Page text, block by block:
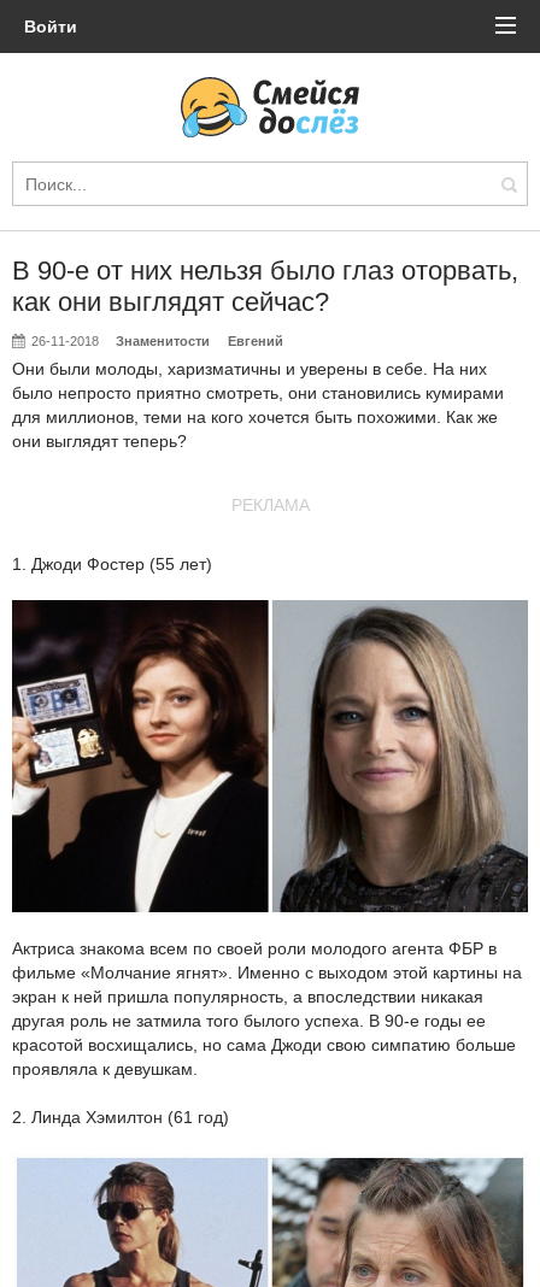
Войти
В 90-е от них нельзя было глаз оторвать,
как они выглядят сейчас?
26-11-2018 Знаменитости Евгений
Они были молоды, харизматичны и уверены в себе. На них
было непросто приятно смотреть, они становились кумирами
для миллионов, теми на кого хочется быть похожими. Как же
они выглядят теперь?
РЕКЛАМА
1. Джоди Фостер (55 лет)
Актриса знакома всем по своей роли молодого агента ФБР в
фильме «Молчание ягнят». Именно с выходом этой картины на
экран к ней пришла популярность, а впоследствии никакая
другая роль не затмила того былого успеха. В 90-е годы ее
красотой восхищались, но сама Джоди свою симпатию больше
проявляла к девушкам.
2. Линда Хэмилтон (61 год)